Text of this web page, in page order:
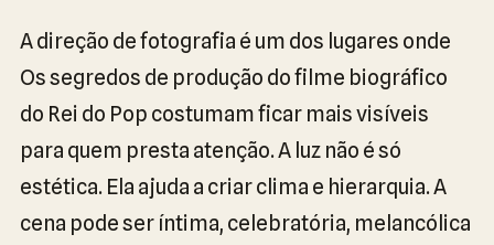
A direção de fotografia é um dos lugares onde
Os segredos de produção do filme biográfico
do Rei do Pop costumam ficar mais visíveis
para quem presta atenção. A luz não é só
estética. Ela ajuda a criar clima e hierarquia. A
cena pode ser íntima, celebratória, melancólica